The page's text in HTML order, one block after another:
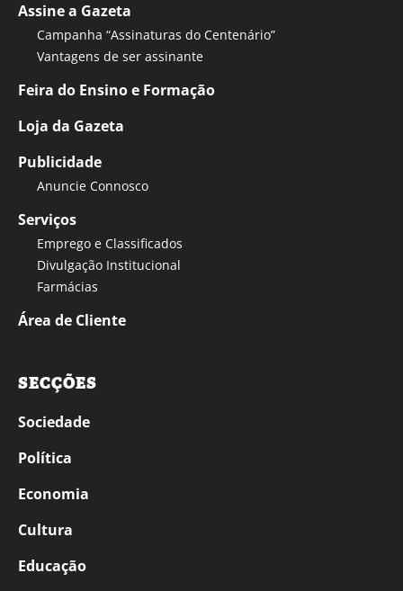
Assine a Gazeta
Campanha “Assinaturas do Centenário”
Vantagens de ser assinante
Feira do Ensino e Formação
Loja da Gazeta
Publicidade
Anuncie Connosco
Serviços
Emprego e Classificados
Divulgação Institucional
Farmácias
Área de Cliente
SECÇÕES
Sociedade
Política
Economia
Cultura
Educação